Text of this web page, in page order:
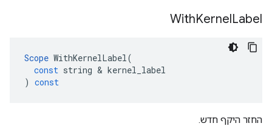
WithKernelLabel
Scope WithKernelLabel(
const string & kernel_label
) const
החזר היקף חדש.